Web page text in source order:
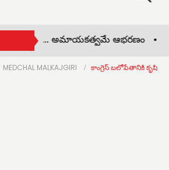
అమ్మ... అమాయకత్వమే ఆభరణం •
MEDCHAL MALKAJGIRI కాంగ్రెస్ బలోపేతానికి కృషి